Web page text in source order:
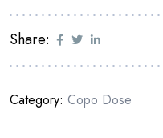
Share:
Category: Copo Dose